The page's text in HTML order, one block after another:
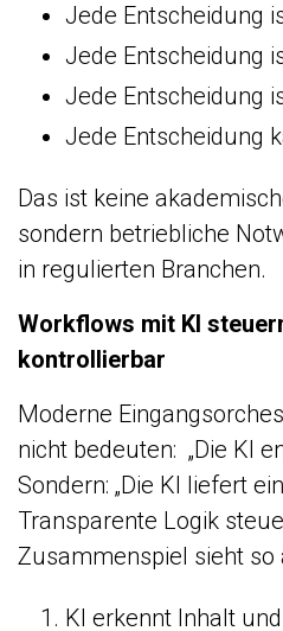
Jede Entscheidung
Jede Entscheidung
Jede Entscheidung
Jede Entscheidung
Das ist keine
sondern betriebliche
in regulierten Branchen.
Workflows mit KI
kontrollierbar
Moderne
nicht bedeuten: „Die KI
Sondern: „Die KI liefert
Transparente Logik
Zusammenspiel sieht so
KI erkennt Inhalt